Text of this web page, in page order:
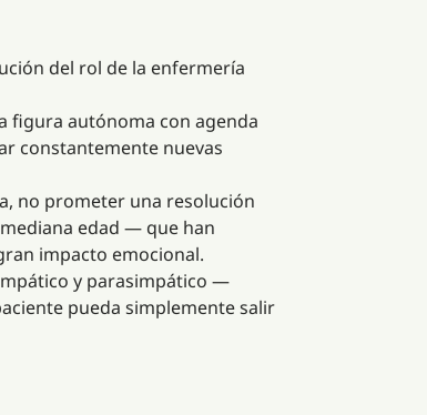
del rol de la enfermería
figura autónoma con agenda
constantemente nuevas
no prometer una resolución
edad — que han
impacto emocional.
y parasimpático —
pueda simplemente salir